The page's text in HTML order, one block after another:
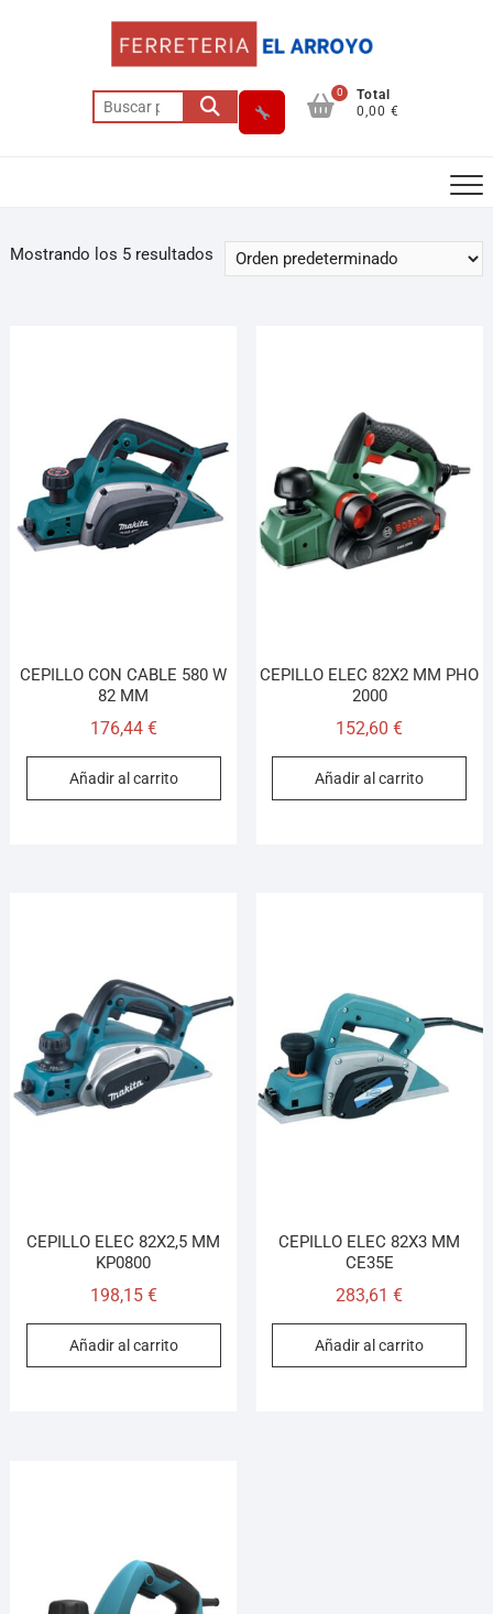
0
Total
0,00 €
Mostrando los 5 resultados
CEPILLO CON CABLE 580 W
82 MM
176,44 €
Añadir al carrito
CEPILLO ELEC 82X2 MM PHO
2000
152,60€
Añadir al carrito
CEPILLO ELEC 82X2,5 MM
KP0800
198,15 €
Añadir al carrito
CEPILLO ELEC 82X3 MM
CE35E
283,61€
Añadir al carrito
¡Hola! Soy el asesor virtual de Ferretería El Arroyo.
Cuéntame qué necesitas y te ayudo a encontrarlo,